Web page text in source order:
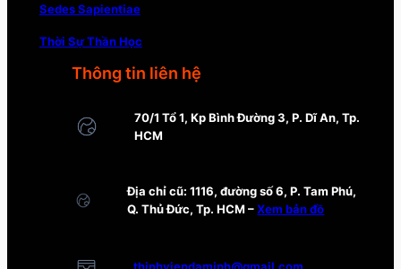
Sedes Sapientiae
Thời Sự Thần Học
Thông tin liên hệ
70/1 Tổ 1, Kp Bình Đường 3, P. Dĩ An, Tp.
HCM
Địa chỉ cũ: 1116, đường số 6, P. Tam Phú,
Q. Thủ Đức, Tp. HCM –Xem bản đồ